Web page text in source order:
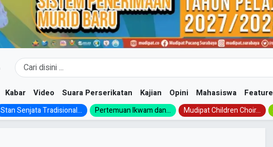
Kabar Video Suara Perserikatan Kajian Opini Mahasiswa Feature
Stan Senjata Tradisional... Pertemuan Ikwam dan... Mudipat Children Choir...